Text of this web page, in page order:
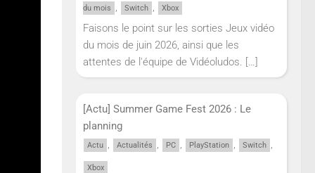
du mois , Switch , Xbox
Faisons le point sur les sorties Jeux vidéo
du mois de juin 2026, ainsi que les
attentes de l'équipe de Vidéoludos. […]
[Actu] Summer Game Fest 2026 : Le
planning
Actu , Actualités , PC , PlayStation , Switch ,
Xbox